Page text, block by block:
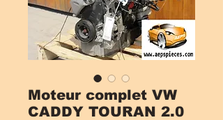
Moteur complet VW
CADDY TOURAN 2.0